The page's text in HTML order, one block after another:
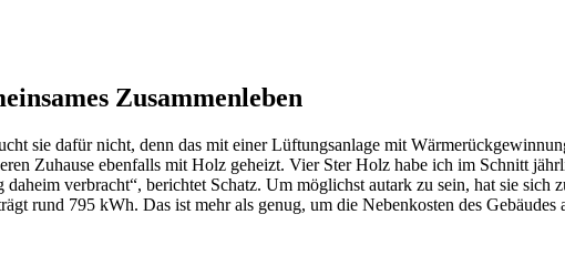
Zusammenleben
sie dafür nicht, denn das mit einer Lüftungsanlage mit
Zuhause ebenfalls mit Holz geheizt. Vier Ster Holz habe ich im Schnitt
verbracht“, berichtet Schatz. Um möglichst autark zu sein, hat sie sich
rund 795 kWh. Das ist mehr als genug, um die Nebenkosten des